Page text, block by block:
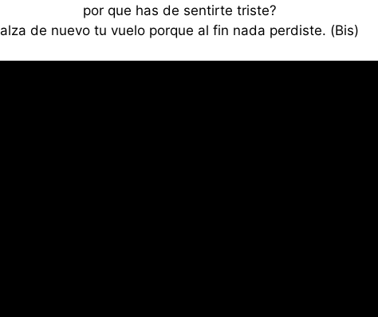
por que has de sentirte triste?
alza de nuevo tu vuelo porque al fin nada perdiste. (Bis)